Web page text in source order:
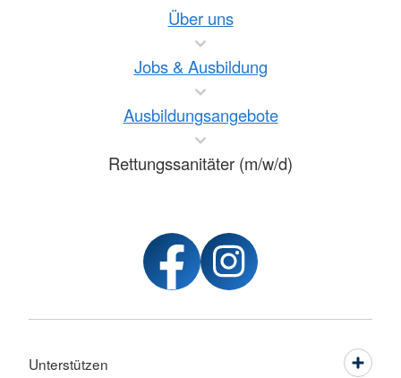
Über uns
Jobs & Ausbildung
Ausbildungsangebote
Rettungssanitäter (m/w/d)
Unterstützen